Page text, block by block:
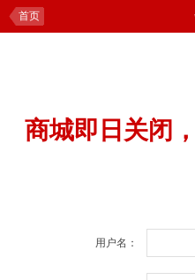
首页
商城即日关闭
用户名：